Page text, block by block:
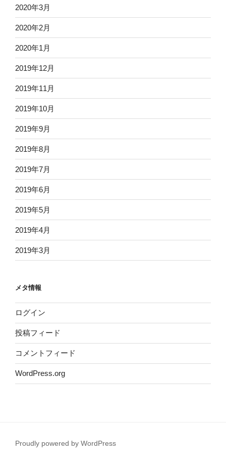
2020年3月
2020年2月
2020年1月
2019年12月
2019年11月
2019年10月
2019年9月
2019年8月
2019年7月
2019年6月
2019年5月
2019年4月
2019年3月
メタ情報
ログイン
投稿フィード
コメントフィード
WordPress.org
Proudly powered by WordPress